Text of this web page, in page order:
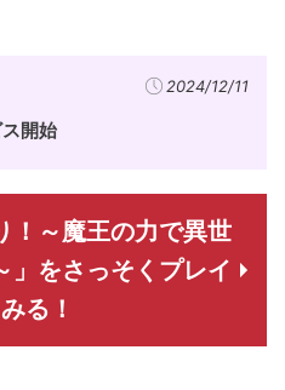
2024/12/11
開始
！～魔王の力で異世
」をさっそくプレイ
る！